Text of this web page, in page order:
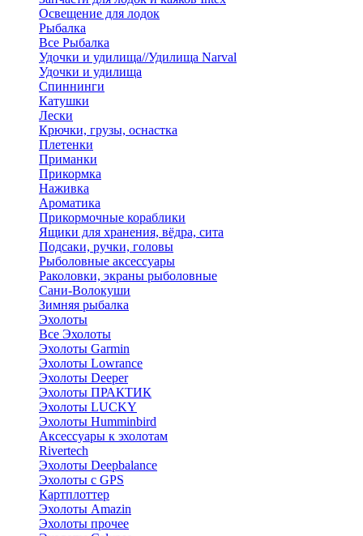
Освещение для лодок
Рыбалка
Все Рыбалка
Удочки и удилища//Удилища Narval
Удочки и удилища
Спиннинги
Катушки
Лески
Крючки, грузы, оснастка
Плетенки
Приманки
Прикормка
Наживка
Ароматика
Прикормочные кораблики
Ящики для хранения, вёдра, сита
Подсаки, ручки, головы
Рыболовные аксессуары
Раколовки, экраны рыболовные
Сани-Волокуши
Зимняя рыбалка
Эхолоты
Все Эхолоты
Эхолоты Garmin
Эхолоты Lowrance
Эхолоты Deeper
Эхолоты ПРАКТИК
Эхолоты LUCKY
Эхолоты Humminbird
Аксессуары к эхолотам
Rivertech
Эхолоты Deepbalance
Эхолоты с GPS
Картплоттер
Эхолоты Amazin
Эхолоты прочее